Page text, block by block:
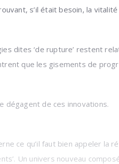
s’il était besoin, la
dites ‘de rupture’ restent
que les gisements de
dégagent de ces innovations.
ce qu’il faut bien appeler la
Un univers nouveau